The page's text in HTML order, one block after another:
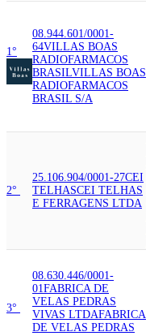
1°
08.944.601/0001-
64VILLAS BOAS
RADIOFARMACOS
BRASILVILLAS BOAS
RADIOFARMACOS
BRASIL S/A
2°
25.106.904/0001-27CEI
TELHASCEI TELHAS
E FERRAGENS LTDA
3°
08.630.446/0001-
01FABRICA DE
VELAS PEDRAS
VIVAS LTDAFABRICA
DE VELAS PEDRAS